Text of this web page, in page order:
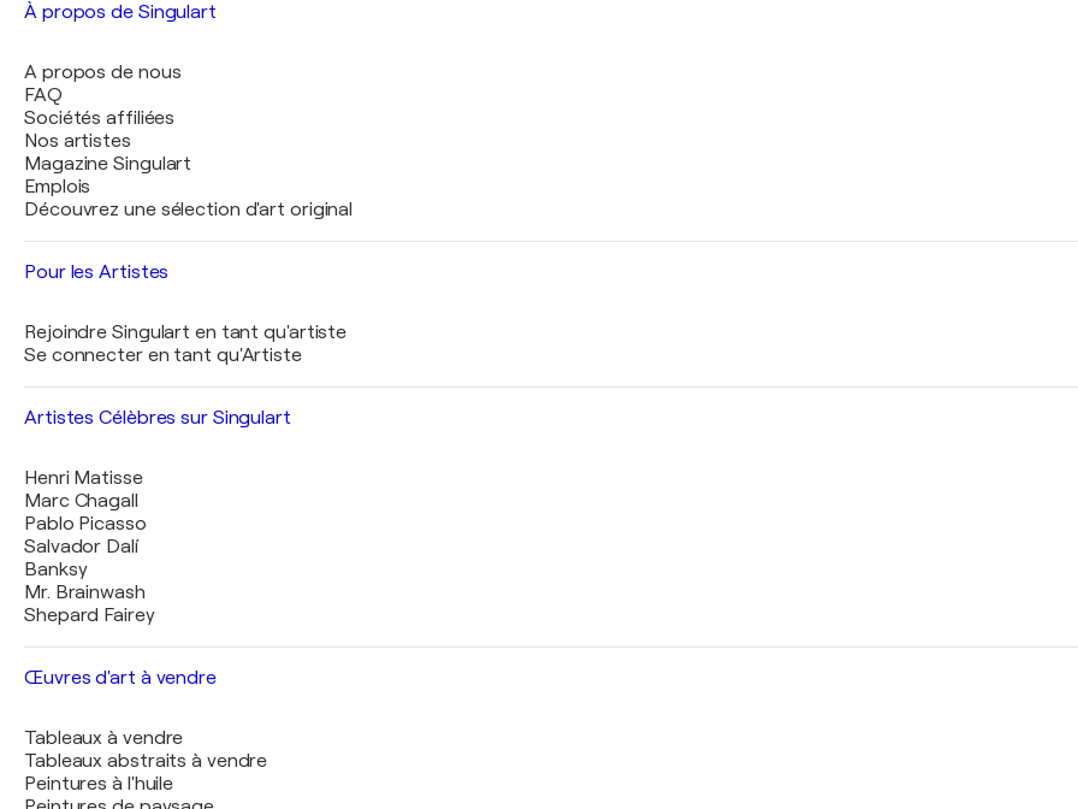
À propos de Singulart
A propos de nous
FAQ
Sociétés affiliées
Nos artistes
Magazine Singulart
Emplois
Découvrez une sélection d'art original
Pour les Artistes
Rejoindre Singulart en tant qu'artiste
Se connecter en tant qu'Artiste
Artistes Célèbres sur Singulart
Henri Matisse
Marc Chagall
Pablo Picasso
Salvador Dalí
Banksy
Mr. Brainwash
Shepard Fairey
Œuvres d'art à vendre
Tableaux à vendre
Tableaux abstraits à vendre
Peintures à l'huile